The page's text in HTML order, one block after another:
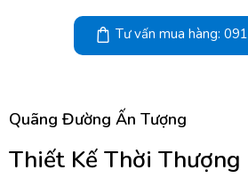
Tư vấn mua hàng:
Quãng Đường Ấn Tượng
Thiết Kế Thời Thượng